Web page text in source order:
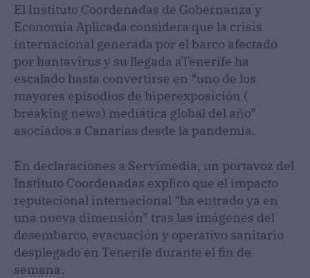
El Instituto Coordenadas de Gobernanza y
Economía Aplicada considera que la crisis
internacional generada por el barco afectado
por hantavirus y su llegada aTenerife ha
escalado hasta convertirse en “uno de los
mayores episodios de hiperexposición (
breaking news) mediática global del año”
asociados a Canarias desde la pandemia.
En declaraciones a Servimedia, un portavoz del
Instituto Coordenadas explicó que el impacto
reputacional internacional “ha entrado ya en
una nueva dimensión” tras las imágenes del
desembarco, evacuación y operativo sanitario
desplegado en Tenerife durante el fin de
semana.